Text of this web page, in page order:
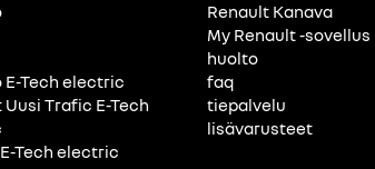
E-Tech electric
Uusi Trafic E-Tech
Tech electric
Renault Kanava
My Renault -sovellus
huolto
faq
tiepalvelu
lisävarusteet